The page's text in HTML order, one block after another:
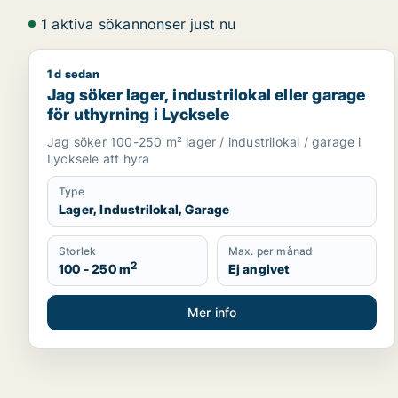
1 aktiva sökannonser just nu
Jag söker lager, industrilokal eller garage för
1 d sedan
Jag söker lager, industrilokal eller garage
för uthyrning i Lycksele
Jag söker 100-250 m² lager / industrilokal / garage i
Lycksele att hyra
Type
Lager, Industrilokal, Garage
Storlek
100 - 250 m2
Max. per månad
Ej angivet
Mer info